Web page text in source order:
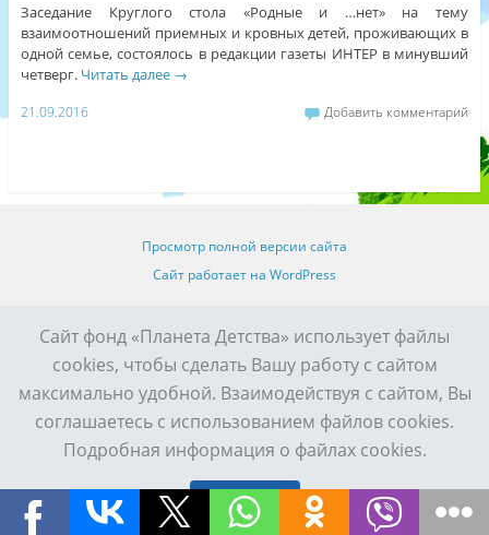
Заседание Круглого стола «Родные и …нет» на тему
взаимоотношений приемных и кровных детей, проживающих в
одной семье, состоялось в редакции газеты ИНТЕР в минувший
четверг. Читать далее →
21.09.2016 Добавить комментарий
Просмотр полной версии сайта
Сайт работает на WordPress
Сайт фонд «Планета Детства» использует файлы
cookies, чтобы сделать Вашу работу с сайтом
максимально удобной. Взаимодействуя с сайтом, Вы
соглашаетесь с использованием файлов cookies.
Подробная информация о файлах cookies.
Принять